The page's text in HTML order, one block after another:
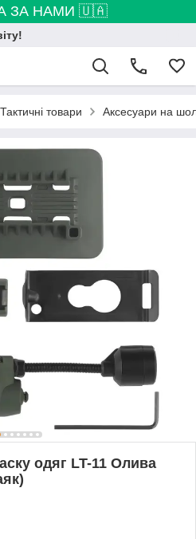
ЗА НАМИ 🇺🇦
Тактичні товари Аксесуари на
одяг LT-11 Олива